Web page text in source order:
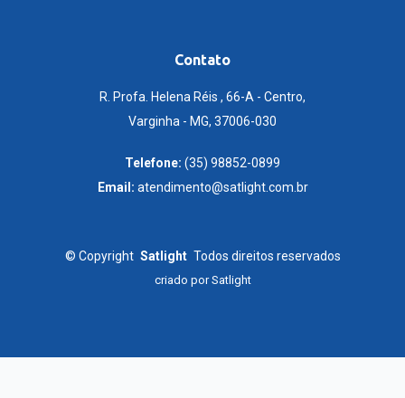
Contato
R. Profa. Helena Réis , 66-A - Centro,
Varginha - MG, 37006-030
Telefone: (35) 98852-0899
Email: atendimento@satlight.com.br
© Copyright Satlight Todos direitos reservados
criado porSatlight